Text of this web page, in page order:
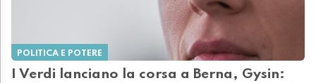
POLITICA E POTERE
I Verdi lanciano la corsa a Berna, Gysin: